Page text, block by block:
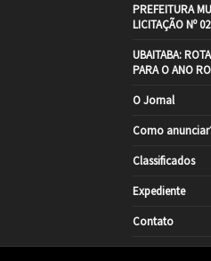
PREFEITURA
LICITAÇÃO Nº
UBAITABA:
PARA O ANO
O Jornal
Como
Classificados
Expediente
Contato